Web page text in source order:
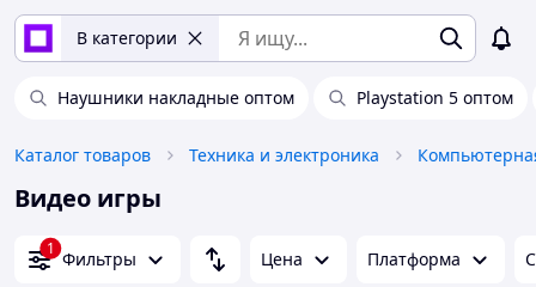
В категории
Наушники накладные оптом Playstation 5 оптом
Каталог товаров Техника и электроника
Видео игры
1 Фильтры Цена Платформа